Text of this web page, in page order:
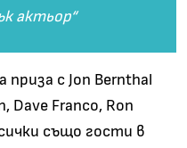
актьор“
приза с Jon Bernthal
Dave Franco, Ron
също гости в